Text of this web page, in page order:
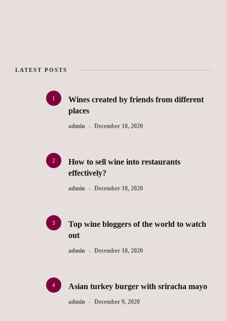
LATEST POSTS
1
Wines created by friends from different
places
admin December 10, 2020
2
How to sell wine into restaurants
effectively?
admin December 10, 2020
3
Top wine bloggers of the world to watch
out
admin December 10, 2020
4 Asian turkey burger with sriracha mayo
admin December 9, 2020